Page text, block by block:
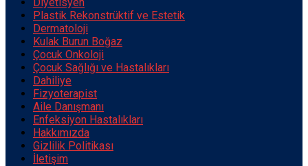
Plastik Rekonstrüktif ve Estetik
Dermatoloji
Kulak Burun Boğaz
Çocuk Onkoloji
Çocuk Sağlığı ve Hastalıkları
Dahiliye
Fizyoterapist
Aile Danışmanı
Enfeksiyon Hastalıkları
Hakkımızda
Gizlilik Politikası
İletişim